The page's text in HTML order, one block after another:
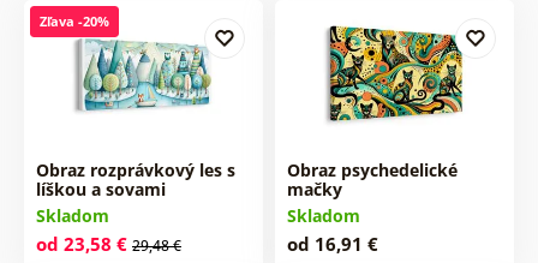
Zľava -20%
Obraz rozprávkový les s
líškou a sovami
Skladom
od 23,58 € 29,48 €
Obraz psychedelické
mačky
Skladom
od 16,91 €